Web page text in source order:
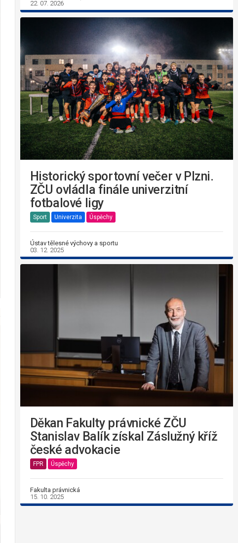
22. 07. 2026
Historický sportovní večer v Plzni.
ZČU ovládla finále univerzitní
fotbalové ligy
Sport Univerzita Úspěchy
Ústav tělesné výchovy a sportu
03. 12. 2025
Děkan Fakulty právnické ZČU
Stanislav Balík získal Záslužný kříž
české advokacie
FPR Úspěchy
Fakulta právnická
15. 10. 2025